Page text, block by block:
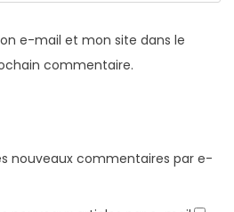
e-mail et mon site dans le
commentaire.
nouveaux commentaires par e-